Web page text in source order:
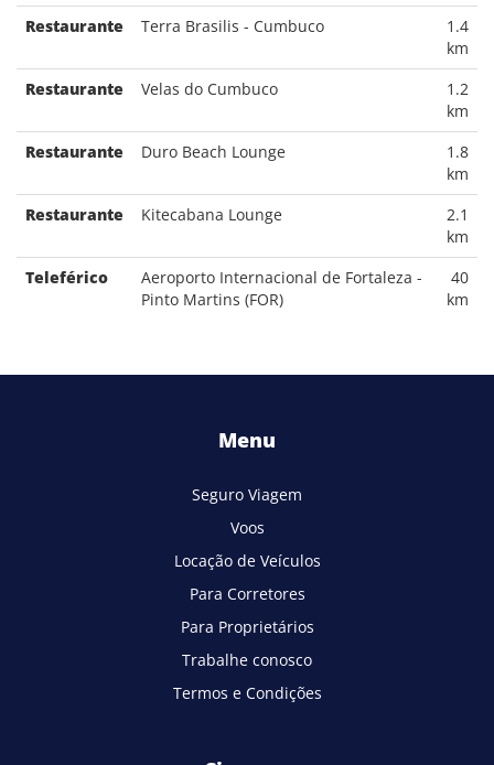
Restaurante
Terra Brasilis - Cumbuco
1.4
km
Restaurante
Velas do Cumbuco
1.2
km
Restaurante
Duro Beach Lounge
1.8
km
Restaurante
Kitecabana Lounge
2.1
km
Teleférico
Aeroporto Internacional de Fortaleza -
Pinto Martins (FOR)
40
km
Menu
Seguro Viagem
Voos
Locação de Veículos
Para Corretores
Para Proprietários
Trabalhe conosco
Termos e Condições